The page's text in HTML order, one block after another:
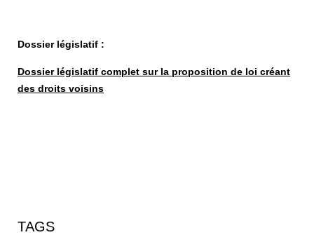
Dossier législatif :
Dossier législatif complet sur la proposition de loi créant
des droits voisins
TAGS